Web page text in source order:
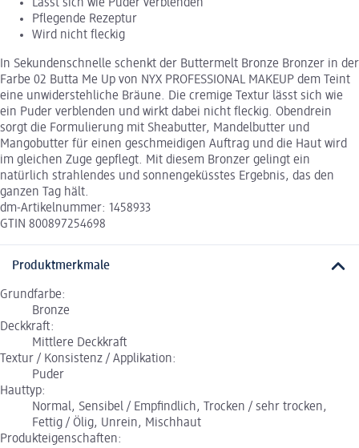
Lässt sich wie Puder verblenden
Pflegende Rezeptur
Wird nicht fleckig
In Sekundenschnelle schenkt der Buttermelt Bronze Bronzer in der
Farbe 02 Butta Me Up von NYX PROFESSIONAL MAKEUP dem Teint
eine unwiderstehliche Bräune. Die cremige Textur lässt sich wie
ein Puder verblenden und wirkt dabei nicht fleckig. Obendrein
sorgt die Formulierung mit Sheabutter, Mandelbutter und
Mangobutter für einen geschmeidigen Auftrag und die Haut wird
im gleichen Zuge gepflegt. Mit diesem Bronzer gelingt ein
natürlich strahlendes und sonnengeküsstes Ergebnis, das den
ganzen Tag hält.
dm-Artikelnummer: 1458933
GTIN 800897254698
Produktmerkmale
Grundfarbe:
Bronze
Deckkraft:
Mittlere Deckkraft
Textur / Konsistenz / Applikation:
Puder
Hauttyp:
Normal, Sensibel / Empfindlich, Trocken / sehr trocken,
Fettig / Ölig, Unrein, Mischhaut
Produkteigenschaften: